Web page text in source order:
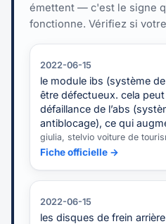
émettent — c'est le signe
fonctionne. Vérifiez si
2022-06-15
le module ibs (système
être défectueux. cela
défaillance de l’abs
antiblocage), ce qui
giulia, stelvio voiture de
Fiche officielle →
2022-06-15
les disques de frein